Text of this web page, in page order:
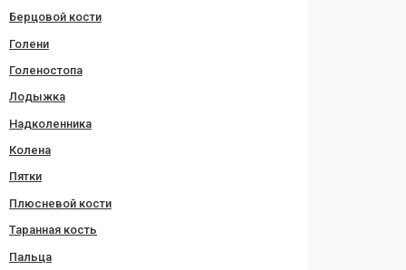
Берцовой кости
Голени
Голеностопа
Лодыжка
Надколенника
Колена
Пятки
Плюсневой кости
Таранная кость
Пальца